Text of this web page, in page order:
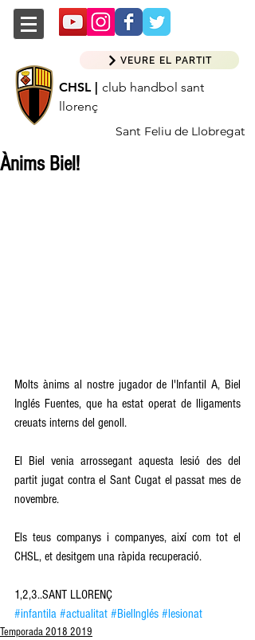
CHSL | club handbol sant
llorenç
Sant Feliu de Llobregat
VEURE EL PARTIT
Ànims Biel!
Molts ànims al nostre jugador de l'Infantil A, Biel
Inglés Fuentes, que ha estat operat de lligaments
creuats interns del genoll.
El Biel venia arrossegant aquesta lesió des del
partit jugat contra el Sant Cugat el passat mes de
novembre.
Els teus companys i companyes, així com tot el
CHSL, et desitgem una ràpida recuperació.
1,2,3..SANT LLORENÇ
#infantila #actualitat #BielInglés #lesionat
Temporada 2018 2019